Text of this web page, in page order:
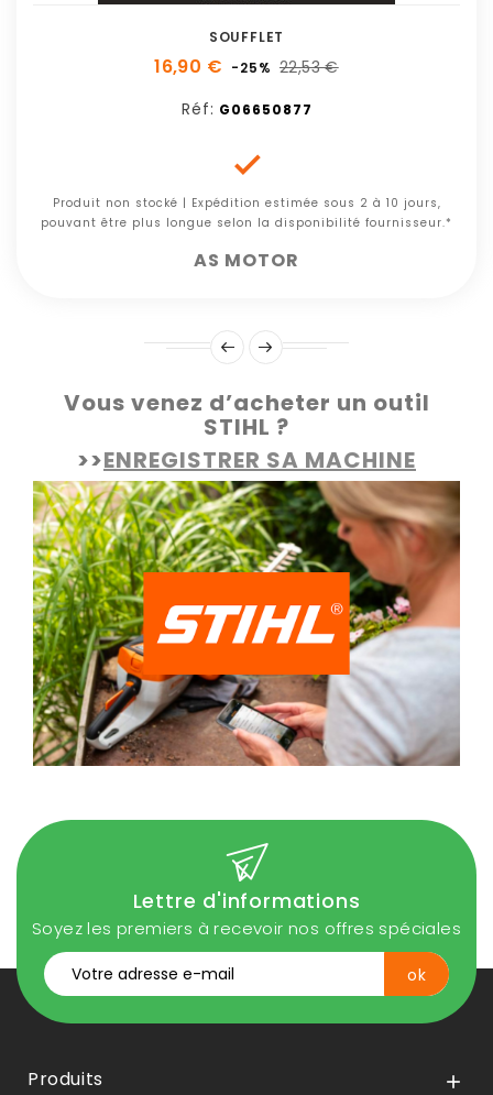
SOUFFLET
16,90 € -25% 22,53 €
Réf: G06650877

Produit non stocké | Expédition estimée sous 2 à 10 jours,
pouvant être plus longue selon la disponibilité fournisseur.*
AS MOTOR
Vous venez d’acheter un outil
STIHL ?
>>ENREGISTRER SA MACHINE
Lettre d'informations
Soyez les premiers à recevoir nos offres spéciales
Produits 